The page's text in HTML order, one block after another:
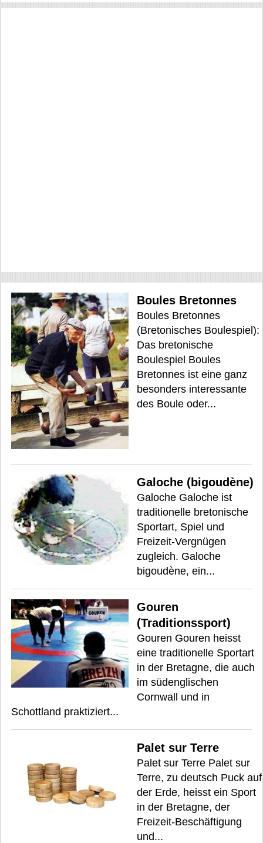
Boules Bretonnes
Boules Bretonnes
(Bretonisches Boulespiel):
Das bretonische
Boulespiel Boules
Bretonnes ist eine ganz
besonders interessante
des Boule oder...
Galoche (bigoudène)
Galoche Galoche ist
traditionelle bretonische
Sportart, Spiel und
Freizeit-Vergnügen
zugleich. Galoche
bigoudène, ein...
Gouren
(Traditionssport)
Gouren Gouren heisst
eine traditionelle Sportart
in der Bretagne, die auch
im südenglischen
Cornwall und in
Schottland praktiziert...
Palet sur Terre
Palet sur Terre Palet sur
Terre, zu deutsch Puck auf
der Erde, heisst ein Sport
in der Bretagne, der
Freizeit-Beschäftigung
und...